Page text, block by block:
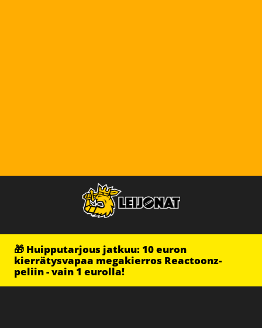
🎁 Huipputarjous jatkuu: 10 euron
kierrätysvapaa megakierros Reactoonz-
peliin - vain 1 eurolla!